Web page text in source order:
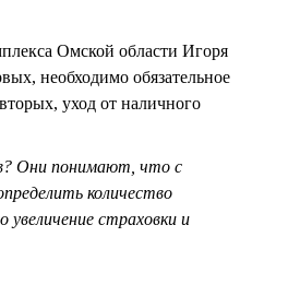
Омской области Игоря
необходимо обязательное
уход от наличного
Они понимают, что с
количество
страховки и